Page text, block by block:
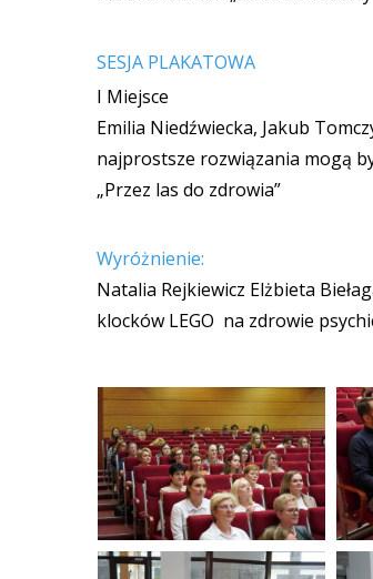
SESJA PLAKATOWA
I Miejsce
Emilia Niedźwiecka, Jakub
najprostsze rozwiązania mogą
„Przez las do zdrowia”
Wyróżnienie:
Natalia Rejkiewicz Elżbieta
klocków LEGO na zdrowie